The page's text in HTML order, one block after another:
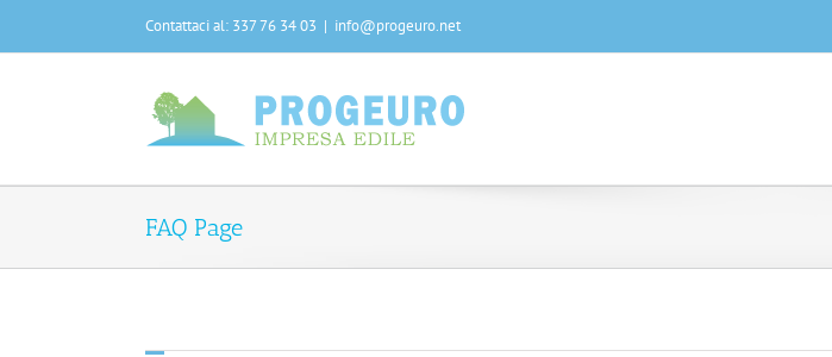
contenuto
Contattaci al: 337 76 34 03 | info@progeuro.net
FAQ Page